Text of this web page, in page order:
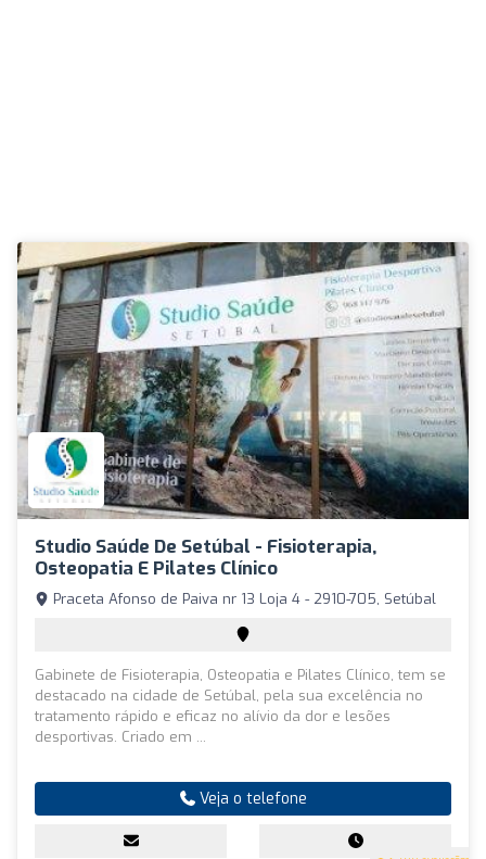
Studio Saúde De Setúbal - Fisioterapia,
Osteopatia E Pilates Clínico
Praceta Afonso de Paiva nr 13 Loja 4 - 2910-705, Setúbal
Gabinete de Fisioterapia, Osteopatia e Pilates Clínico, tem se
destacado na cidade de Setúbal, pela sua excelência no
tratamento rápido e eficaz no alívio da dor e lesões
desportivas. Criado em ...
Veja o telefone